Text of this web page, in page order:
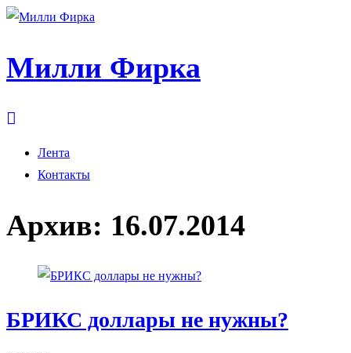
Милли Фирка
Лента
Контакты
Архив: 16.07.2014
БРИКС доллары не нужны?